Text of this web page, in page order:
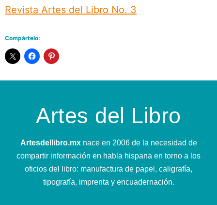
Revista Artes del Libro No. 3
Compártelo:
Artes del Libro
Artesdellibro.mxnace en 2006 de la necesidad de
compartir información en habla hispana en torno a los
oficios del libro: manufactura de papel, caligrafía,
tipografía, imprenta y encuadernación.